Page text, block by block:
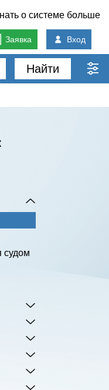
о системе больше
Заявка Вход
Найти
судом